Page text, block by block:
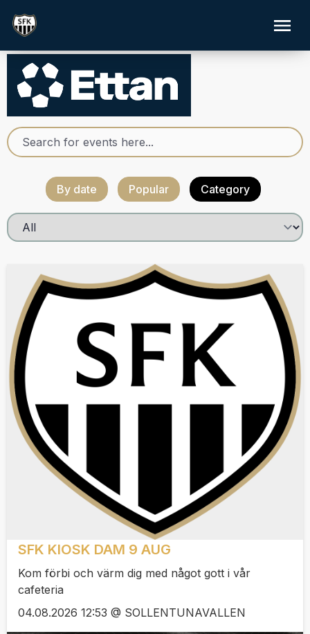
By date Popular Category
SFK KIOSK DAM 9 AUG
Kom förbi och värm dig med något gott i vår
cafeteria
04.08.2026 12:53 @ SOLLENTUNAVALLEN